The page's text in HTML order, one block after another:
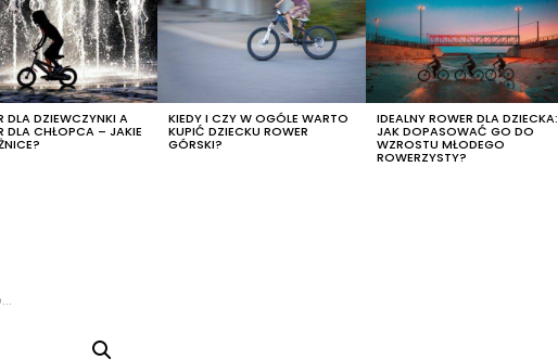
DLA DZIEWCZYNKI A
DLA CHŁOPCA – JAKIE
KIEDY I CZY W OGÓLE WARTO
KUPIĆ DZIECKU ROWER
GÓRSKI?
IDEALNY ROWER DLA DZIECKA:
JAK DOPASOWAĆ GO DO
WZROSTU MŁODEGO
ROWERZYSTY?